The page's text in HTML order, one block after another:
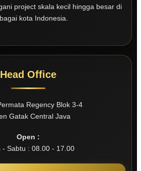
project skala kecil hingga besar di
kota Indonesia.
Head Office
Regency Blok 3-4
Gatak Central Java
Open :
- Sabtu : 08.00 - 17.00